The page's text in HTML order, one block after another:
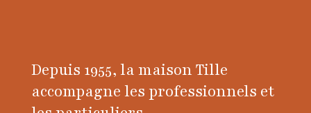
Depuis 1955, la maison Tille
accompagne les professionnels et